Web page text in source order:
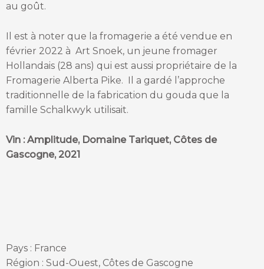
au goût.
Il est à noter que la fromagerie a été vendue en
février 2022 à Art Snoek, un jeune fromager
Hollandais (28 ans) qui est aussi propriétaire de la
Fromagerie Alberta Pike. Il a gardé l’approche
traditionnelle de la fabrication du gouda que la
famille Schalkwyk utilisait.
Vin : Amplitude, Domaine Tariquet, Côtes de
Gascogne, 2021
Pays : France
Région : Sud-Ouest, Côtes de Gascogne